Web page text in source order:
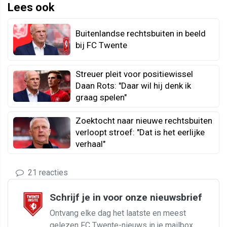
Lees ook
Buitenlandse rechtsbuiten in beeld
bij FC Twente
Streuer pleit voor positiewissel
Daan Rots: "Daar wil hij denk ik
graag spelen"
Zoektocht naar nieuwe rechtsbuiten
verloopt stroef: "Dat is het eerlijke
verhaal"
21 reacties
Schrijf je in voor onze nieuwsbrief
Ontvang elke dag het laatste en meest